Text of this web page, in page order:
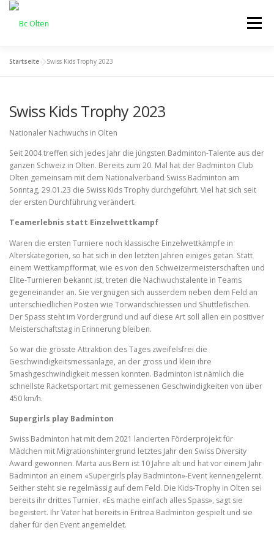
Zum
springen
Menü
OLTNER CUP KONTAKT
Startseite »Swiss Kids Trophy 2023
Swiss Kids Trophy 2023
Nationaler Nachwuchs in Olten
Seit 2004 treffen sich jedes Jahr die jüngsten Badminton-Talente aus der
ganzen Schweiz in Olten. Bereits zum 20. Mal hat der Badminton Club
Olten gemeinsam mit dem Nationalverband Swiss Badminton am
Sonntag, 29.01.23 die Swiss Kids Trophy durchgeführt. Viel hat sich seit
der ersten Durchführung verändert.
Teamerlebnis statt Einzelwettkampf
Waren die ersten Turniere noch klassische Einzelwettkämpfe in
Alterskategorien, so hat sich in den letzten Jahren einiges getan. Statt
einem Wettkampfformat, wie es von den Schweizermeisterschaften und
Elite-Turnieren bekannt ist, treten die Nachwuchstalente in Teams
gegeneinander an. Sie vergnügen sich ausserdem neben dem Feld an
unterschiedlichen Posten wie Torwandschiessen und Shuttlefischen.
Der Spass steht im Vordergrund und auf diese Art soll allen ein positiver
Meisterschaftstag in Erinnerung bleiben.
So war die grösste Attraktion des Tages zweifelsfrei die
Geschwindigkeitsmessanlage, an der gross und klein ihre
Smashgeschwindigkeit messen konnten. Badminton ist nämlich die
schnellste Racketsportart mit gemessenen Geschwindigkeiten von über
450 km/h.
Supergirls play Badminton
Swiss Badminton hat mit dem 2021 lancierten Förderprojekt für
Mädchen mit Migrationshintergrund letztes Jahr den Swiss Diversity
Award gewonnen. Marta aus Bern ist 10 Jahre alt und hat vor einem Jahr
Badminton an einem «Supergirls play Badminton»-Event kennengelernt.
Seither steht sie regelmässig auf dem Feld. Die Kids-Trophy in Olten sei
bereits ihr drittes Turnier. «Es mache einfach alles Spass», sagt sie
begeistert. Ihr Vater hat bereits in Eritrea Badminton gespielt und sie
daher für den Event angemeldet.